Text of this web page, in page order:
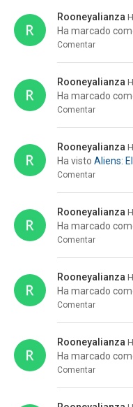
Rooneyalianza
Ha marcado
Comentar
Rooneyalianza
Ha marcado
Comentar
Rooneyalianza
Ha visto Aliens:
Comentar
Rooneyalianza
Ha marcado
Comentar
Rooneyalianza
Ha marcado
Comentar
Rooneyalianza
Ha marcado
Comentar